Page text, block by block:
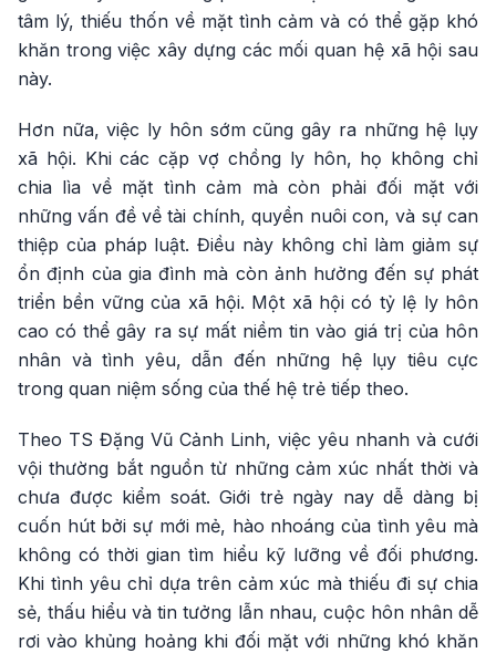
tâm lý, thiếu thốn về mặt tình cảm và có thể gặp khó
khăn trong việc xây dựng các mối quan hệ xã hội sau
này.
Hơn nữa, việc ly hôn sớm cũng gây ra những hệ lụy
xã hội. Khi các cặp vợ chồng ly hôn, họ không chỉ
chia lìa về mặt tình cảm mà còn phải đối mặt với
những vấn đề về tài chính, quyền nuôi con, và sự can
thiệp của pháp luật. Điều này không chỉ làm giảm sự
ổn định của gia đình mà còn ảnh hưởng đến sự phát
triển bền vững của xã hội. Một xã hội có tỷ lệ ly hôn
cao có thể gây ra sự mất niềm tin vào giá trị của hôn
nhân và tình yêu, dẫn đến những hệ lụy tiêu cực
trong quan niệm sống của thế hệ trẻ tiếp theo.
Theo TS Đặng Vũ Cảnh Linh, việc yêu nhanh và cưới
vội thường bắt nguồn từ những cảm xúc nhất thời và
chưa được kiểm soát. Giới trẻ ngày nay dễ dàng bị
cuốn hút bởi sự mới mẻ, hào nhoáng của tình yêu mà
không có thời gian tìm hiểu kỹ lưỡng về đối phương.
Khi tình yêu chỉ dựa trên cảm xúc mà thiếu đi sự chia
sẻ, thấu hiểu và tin tưởng lẫn nhau, cuộc hôn nhân dễ
rơi vào khủng hoảng khi đối mặt với những khó khăn